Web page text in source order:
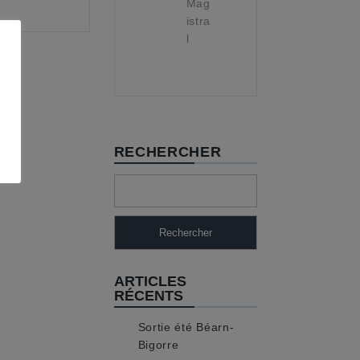
Mag
istra
l
RECHERCHER
Rechercher
ARTICLES
RÉCENTS
Sortie été Béarn-
Bigorre